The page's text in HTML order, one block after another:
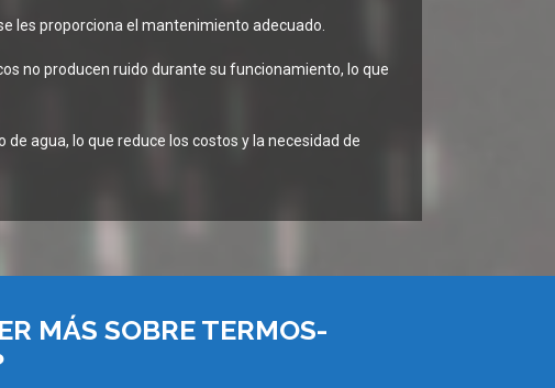
les proporciona el mantenimiento adecuado.
no producen ruido durante su funcionamiento, lo que
agua, lo que reduce los costos y la necesidad de
MÁS SOBRE TERMOS-